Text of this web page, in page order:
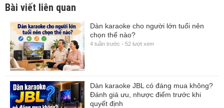
Bài viết liên quan
Dàn karaoke cho người lớn tuổi nên
chọn thế nào?
4 tuần trước - 52 lượt xem
Dàn karaoke JBL có đáng mua không?
Đánh giá ưu, nhược điểm trước khi
quyết định